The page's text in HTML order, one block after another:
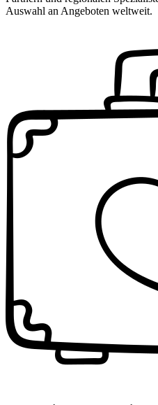
Auswahl an Angeboten weltweit.